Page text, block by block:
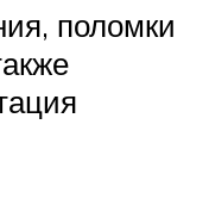
поломки